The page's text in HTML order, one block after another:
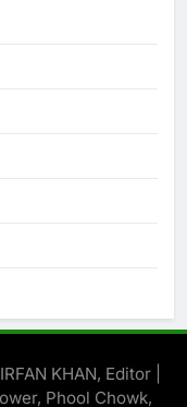
KHAN, Editor |
Phool Chowk,